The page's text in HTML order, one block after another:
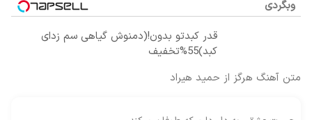
وبگردی
قدر کبدتو بدون!(دمنوش گیاهی سم زدای
کبد)55%تخفیف
متن آهنگ هرگز از حمید هیراد